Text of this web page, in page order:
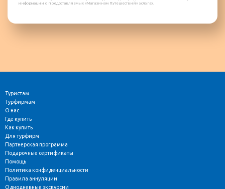
информации о предоставляемых «Магазином Путешествий» услугах.
Туристам
Турфирмам
О нас
Где купить
Как купить
Для турфирм
Партнерская программа
Подарочные сертификаты
Помощь
Политика конфиденциальности
Правила аннуляции
Однодневные экскурсии